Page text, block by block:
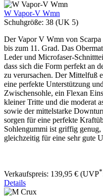
W Vapor-V Wmn
Schuhgröße: 38 (UK 5)
Der Vapor V Wmn von
bis zum 11. Grad. Das
Leder und Microfaser-
dass sich die Form perfekt an
zu verursachen. Der Mittelfuß
eine perfekte Unterstützung
Zwischensohle, ein Flexan
kleiner Tritte und die moderat
sowie der mittelstarke
sorgen für eine perfekte
Sohlengummi ist griffig
gleichzeitig für eine sehr gute
Verkaufspreis: 139,95 € (UVP*
Details